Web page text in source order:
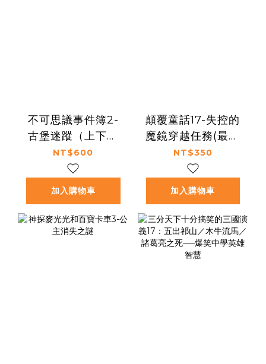
不可思議事件簿2-
古堡迷蹤（上下冊
不分售）（中高年
級推理互動讀本）
NT$600
加入購物車
顛覆童話17-失控的
魔鏡穿越任務(最終
篇)
NT$350
加入購物車